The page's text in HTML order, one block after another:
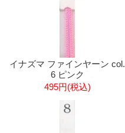
イナズマ ファインヤーン col.
6 ピンク
495円(税込)